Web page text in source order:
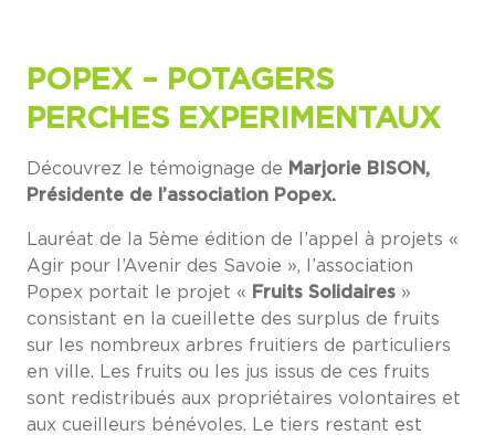
POPEX – POTAGERS
PERCHES EXPERIMENTAUX
Découvrez le témoignage de Marjorie BISON,
Présidente de l’association Popex.
Lauréat de la 5ème édition de l’appel à projets «
Agir pour l’Avenir des Savoie », l’association
Popex portait le projet « Fruits Solidaires »
consistant en la cueillette des surplus de fruits
sur les nombreux arbres fruitiers de particuliers
en ville. Les fruits ou les jus issus de ces fruits
sont redistribués aux propriétaires volontaires et
aux cueilleurs bénévoles. Le tiers restant est